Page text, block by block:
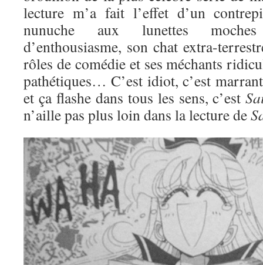
lecture m’a fait l’effet d’un
nunuche aux lunettes
d’enthousiasme, son chat extra-
rôles de comédie et ses méchants
pathétiques… C’est idiot, c’est
et ça flashe dans tous les sens, c’est
n’aille pas plus loin dans la lecture de